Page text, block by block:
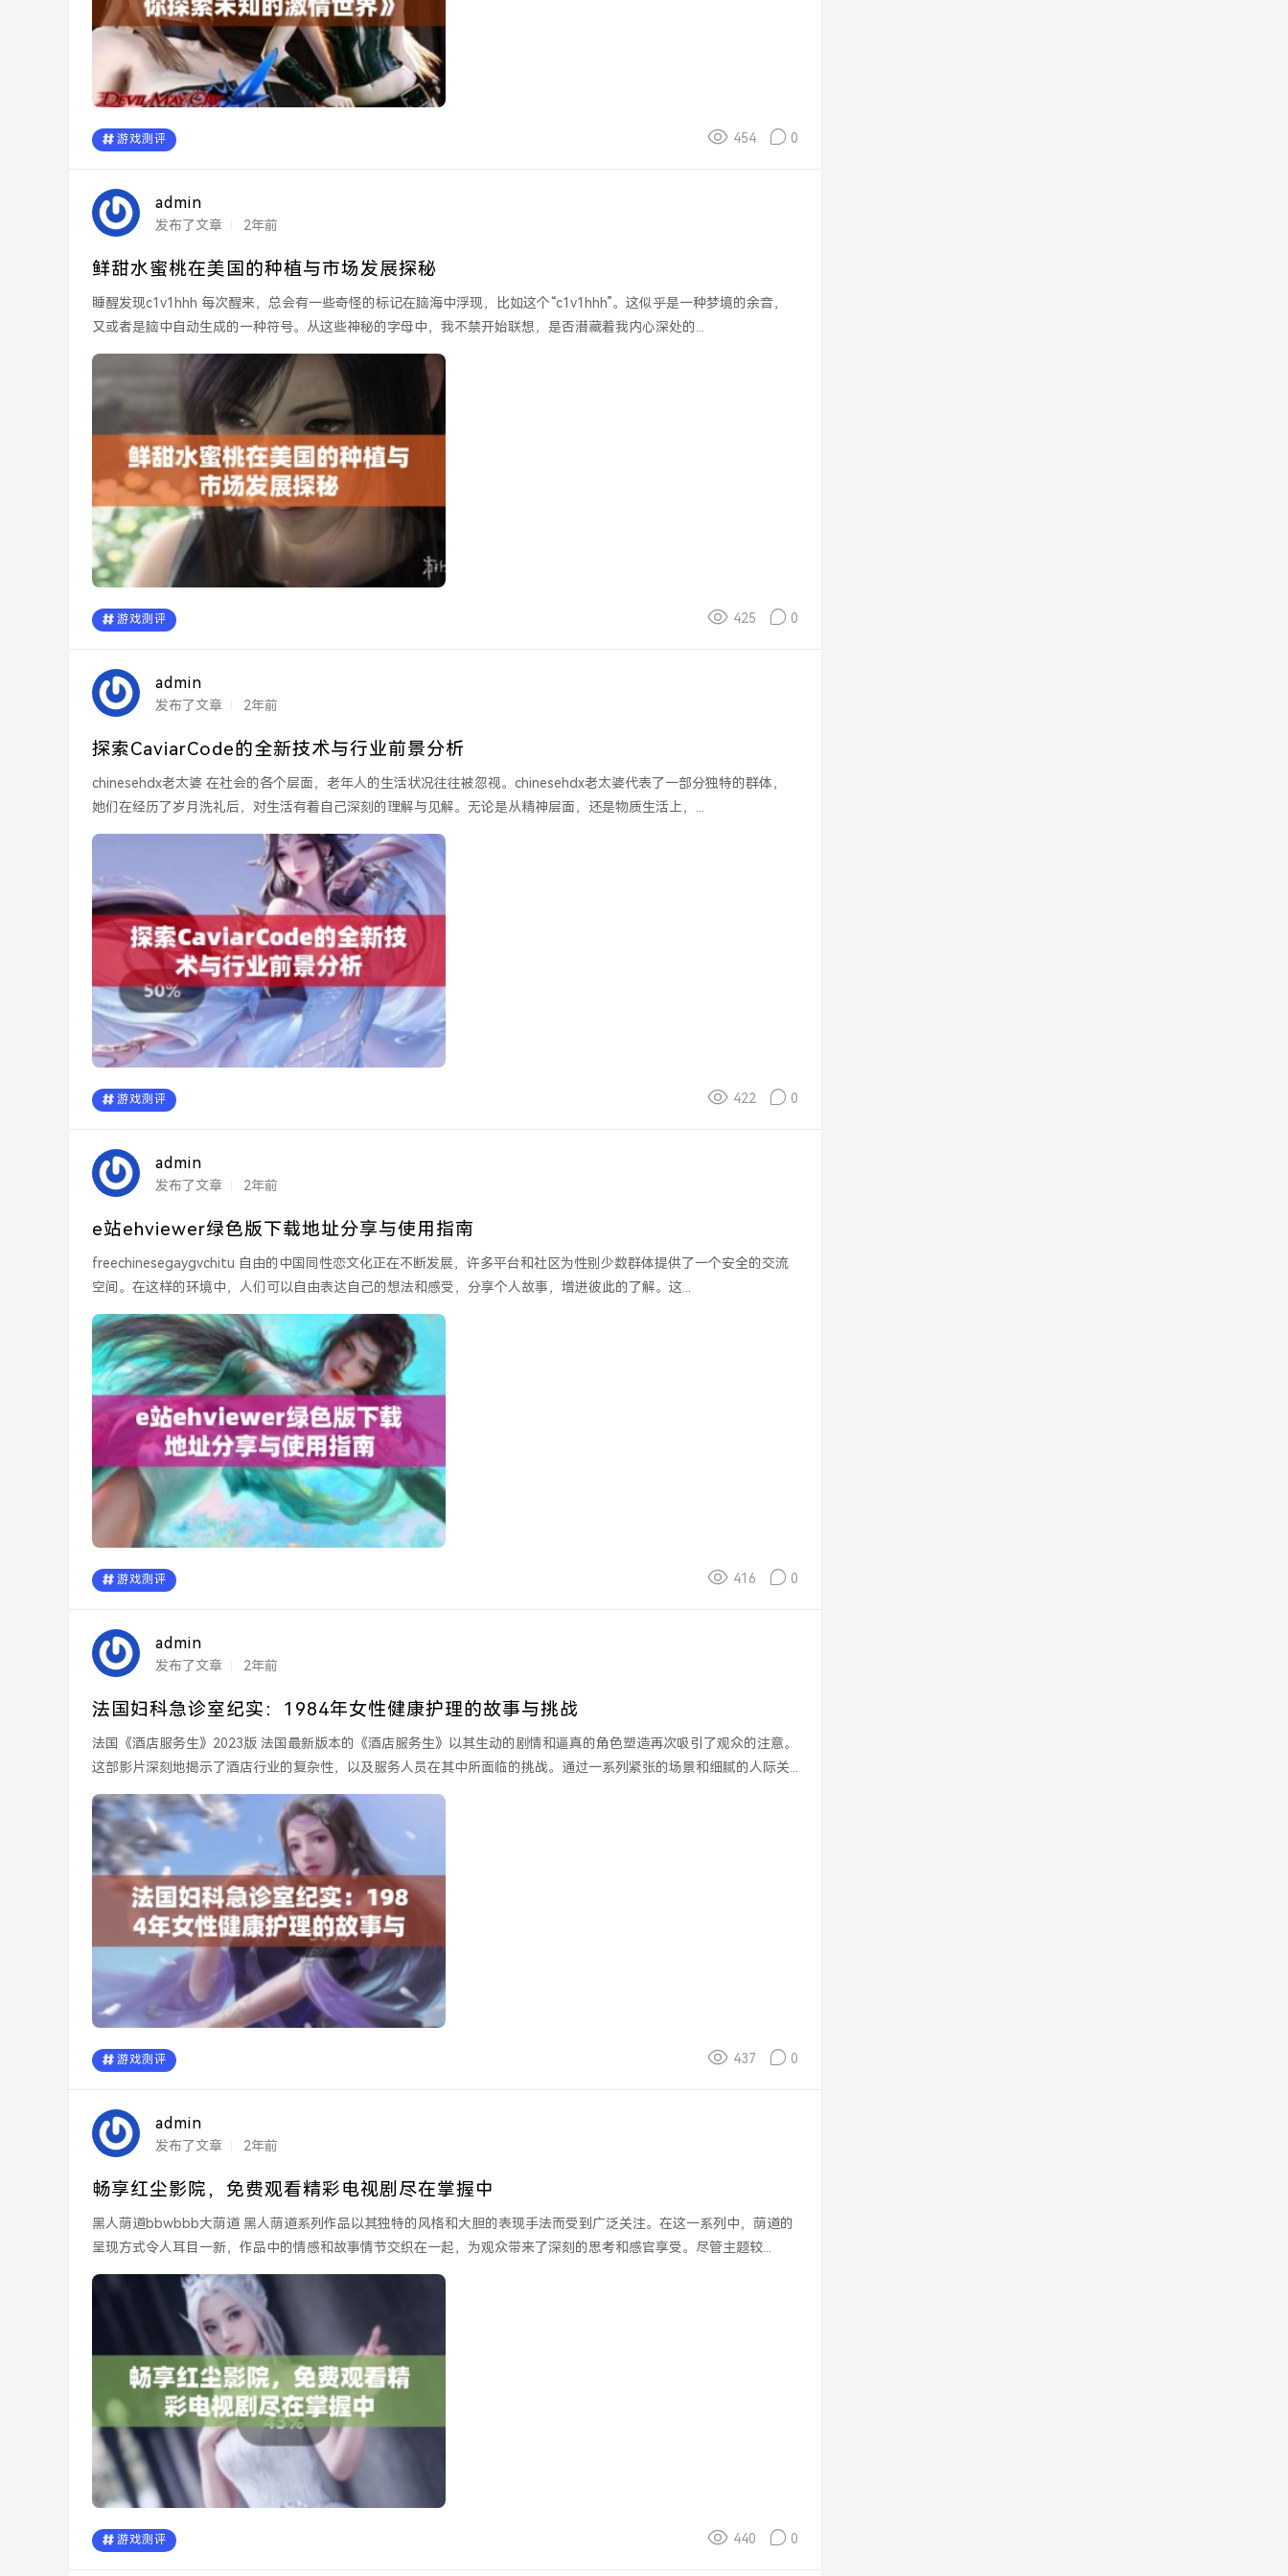
游戏测评 454 0
admin
发布了文章 2年前
鲜甜水蜜桃在美国的种植与市场发展探秘
睡醒发现c1v1hhh 每次醒来，总会有一些奇怪的标记在脑海中浮现，比如这个“c1v1hhh”。这似乎是一种梦境的余音，
又或者是脑中自动生成的一种符号。从这些神秘的字母中，我不禁开始联想，是否潜藏着我内心深处的...
游戏测评 425 0
admin
发布了文章 2年前
探索CaviarCode的全新技术与行业前景分析
chinesehdx老太婆 在社会的各个层面，老年人的生活状况往往被忽视。chinesehdx老太婆代表了一部分独特的群体，
她们在经历了岁月洗礼后，对生活有着自己深刻的理解与见解。无论是从精神层面，还是物质生活上，...
游戏测评 422 0
admin
发布了文章 2年前
e站ehviewer绿色版下载地址分享与使用指南
freechinesegaygvchitu 自由的中国同性恋文化正在不断发展，许多平台和社区为性别少数群体提供了一个安全的交流
空间。在这样的环境中，人们可以自由表达自己的想法和感受，分享个人故事，增进彼此的了解。这...
游戏测评 416 0
admin
发布了文章 2年前
法国妇科急诊室纪实：1984年女性健康护理的故事与挑战
法国《酒店服务生》2023版 法国最新版本的《酒店服务生》以其生动的剧情和逼真的角色塑造再次吸引了观众的注意。
这部影片深刻地揭示了酒店行业的复杂性，以及服务人员在其中所面临的挑战。通过一系列紧张的场景和细腻的人际关...
游戏测评 437 0
admin
发布了文章 2年前
畅享红尘影院，免费观看精彩电视剧尽在掌握中
黑人荫道bbwbbb大荫道 黑人荫道系列作品以其独特的风格和大胆的表现手法而受到广泛关注。在这一系列中，荫道的
呈现方式令人耳目一新，作品中的情感和故事情节交织在一起，为观众带来了深刻的思考和感官享受。尽管主题较...
游戏测评 440 0